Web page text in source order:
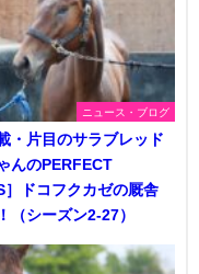
ニュース・ブログ
・片目のサラブレッド
んのPERFECT
］ドコフクカゼの厩舎
（シーズン2-27）